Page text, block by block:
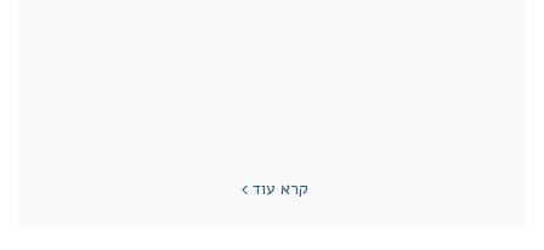
קרא עוד